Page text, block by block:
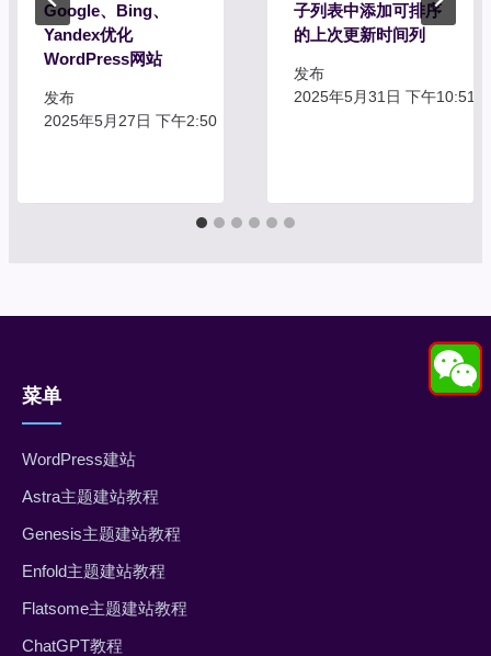
Google、Bing、
Yandex优化
WordPress网站
发布
2025年5月27日 下午2:50
子列表中添加可排序
的上次更新时间列
发布
2025年5月31日 下午10:51
菜单
WordPress建站
Astra主题建站教程
Genesis主题建站教程
Enfold主题建站教程
Flatsome主题建站教程
ChatGPT教程